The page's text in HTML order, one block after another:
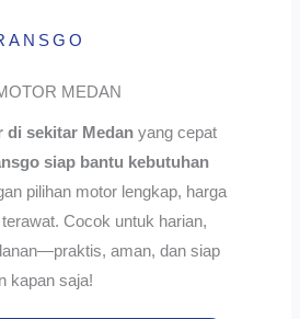
MEDAN
di sekitar Medan yang cepat
siap bantu kebutuhan
pilihan motor lengkap, harga
Cocok untuk harian,
aman, dan siap
kapan saja!